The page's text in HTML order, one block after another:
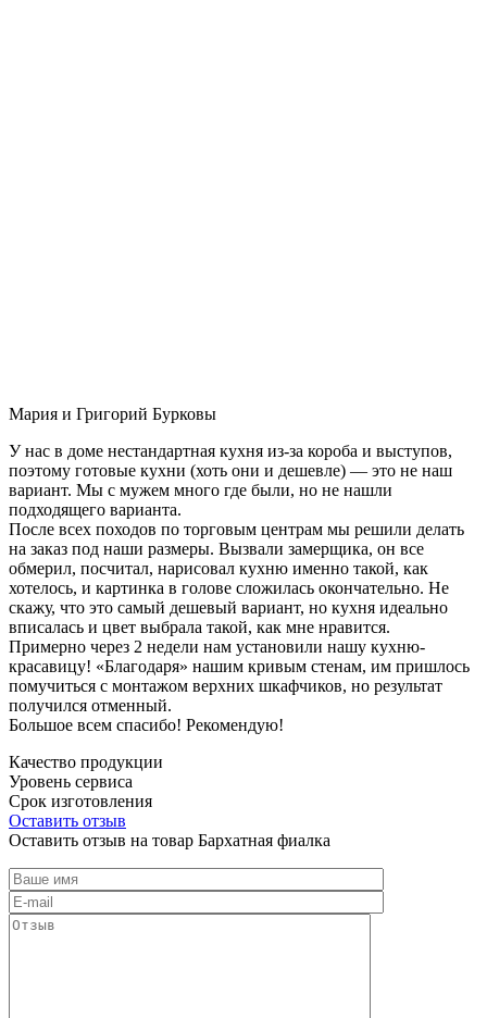
Мария и Григорий Бурковы
У нас в доме нестандартная кухня из-за короба и выступов,
поэтому готовые кухни (хоть они и дешевле) — это не наш
вариант. Мы с мужем много где были, но не нашли
подходящего варианта.
После всех походов по торговым центрам мы решили делать
на заказ под наши размеры. Вызвали замерщика, он все
обмерил, посчитал, нарисовал кухню именно такой, как
хотелось, и картинка в голове сложилась окончательно. Не
скажу, что это самый дешевый вариант, но кухня идеально
вписалась и цвет выбрала такой, как мне нравится.
Примерно через 2 недели нам установили нашу кухню-
красавицу! «Благодаря» нашим кривым стенам, им пришлось
помучиться с монтажом верхних шкафчиков, но результат
получился отменный.
Большое всем спасибо! Рекомендую!
Качество продукции
Уровень сервиса
Срок изготовления
Оставить отзыв
Оставить отзыв на товар Бархатная фиалка